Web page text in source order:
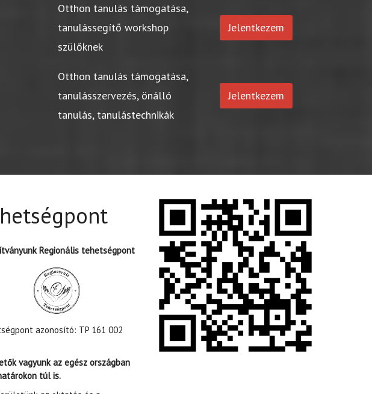
Otthon tanulás támogatása,
tanulássegítő workshop
szülőknek
Jelentkezem
Otthon tanulás támogatása,
tanulásszervezés, önálló
tanulás, tanulástechnikák
Jelentkezem
Regionális tehetségpont
azonosító: TP 161 002
vagyunk az egész országban
túl is.